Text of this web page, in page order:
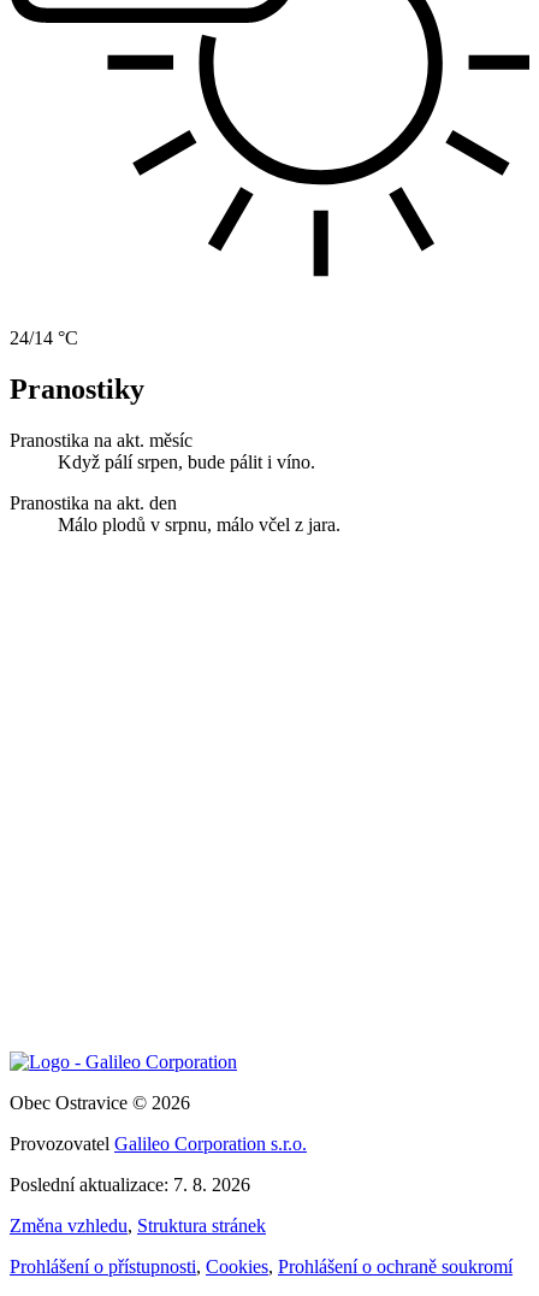
24/14 °C
Pranostiky
Pranostika na akt. měsíc
Když pálí srpen, bude pálit i víno.
Pranostika na akt. den
Málo plodů v srpnu, málo včel z jara.
Obec Ostravice © 2026
Provozovatel Galileo Corporation s.r.o.
Poslední aktualizace: 7. 8. 2026
Změna vzhledu, Struktura stránek
Prohlášení o přístupnosti, Cookies, Prohlášení o ochraně soukromí